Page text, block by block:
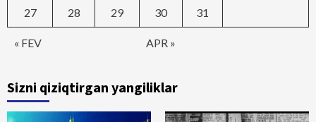
« FEV APR »
27 28 29 30 31
Sizni qiziqtirgan yangiliklar